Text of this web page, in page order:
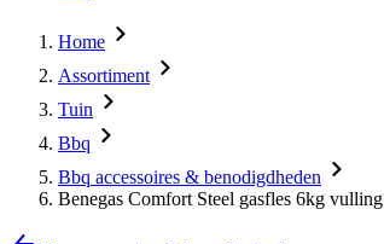
Home
Assortiment
Tuin
Bbq
Bbq accessoires & benodigdheden
Benegas Comfort Steel gasfles 6kg vulling